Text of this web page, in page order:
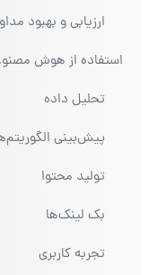
ارزیابی و بهبود
استفاده از هوش
تحلیل داده
پیش‌بینی
تولید محتوا
بک لینک‌ها
تجربه کاربری